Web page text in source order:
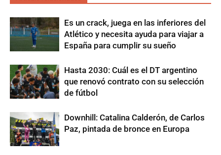
Es un crack, juega en las inferiores del
Atlético y necesita ayuda para viajar a
España para cumplir su sueño
Hasta 2030: Cuál es el DT argentino
que renovó contrato con su selección
de fútbol
Downhill: Catalina Calderón, de Carlos
Paz, pintada de bronce en Europa